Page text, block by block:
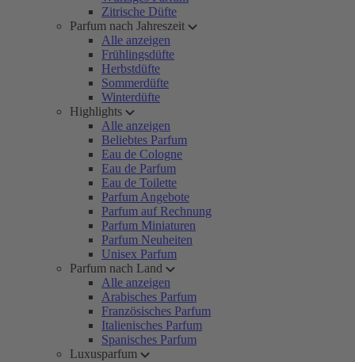
Zitrische Düfte
Parfum nach Jahreszeit
Alle anzeigen
Frühlingsdüfte
Herbstdüfte
Sommerdüfte
Winterdüfte
Highlights
Alle anzeigen
Beliebtes Parfum
Eau de Cologne
Eau de Parfum
Eau de Toilette
Parfum Angebote
Parfum auf Rechnung
Parfum Miniaturen
Parfum Neuheiten
Unisex Parfum
Parfum nach Land
Alle anzeigen
Arabisches Parfum
Französisches Parfum
Italienisches Parfum
Spanisches Parfum
Luxusparfum